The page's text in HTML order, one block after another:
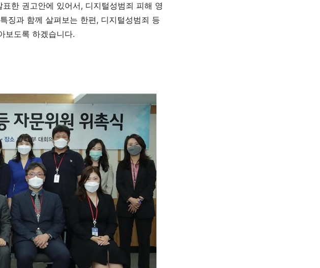
한 권고안에 있어서, 디지털성범죄 피해 영
징과 함께 살펴보는 한편, 디지털성범죄 등
보도록 하겠습니다.